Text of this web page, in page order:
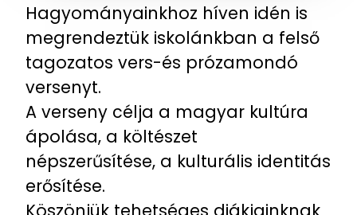
Hagyományainkhoz híven idén is
megrendeztük iskolánkban a felső
tagozatos vers-és prózamondó
versenyt.
A verseny célja a magyar kultúra
ápolása, a költészet
népszerűsítése, a kulturális identitás
erősítése.
Köszönjük tehetséges diákjainknak